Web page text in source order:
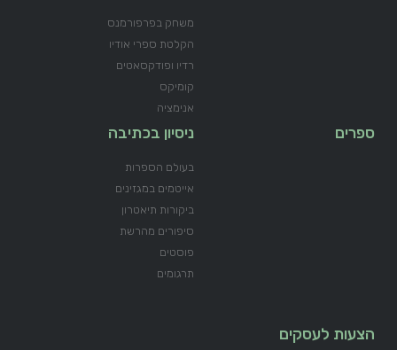
משחק בפרפורמנס
הקלטת ספרי אודיו
רדיו ופודקסאטים
קומיקס
אנימציה
ספרים ניסיון בכתיבה
בעולם הספרות
אייטמים במגזינים
ביקורות תיאטרון
סיפורים מהרשת
פוסטים
תרגומים
הצעות לעסקים